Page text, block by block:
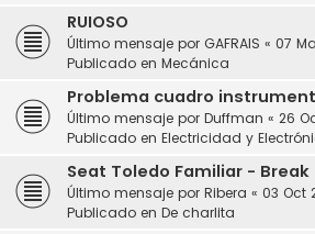
RUIOSO
Último mensaje por GAFRAIS « 07
Publicado en Mecánica
Problema cuadro
Último mensaje por Duffman « 26
Publicado en Electricidad y
Seat Toledo Familiar - Break
Último mensaje por Ribera « 03 Oct
Publicado en De charlita